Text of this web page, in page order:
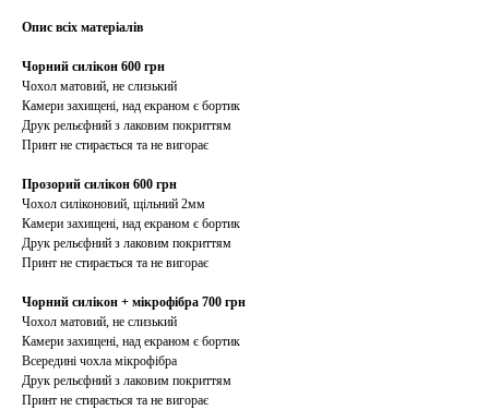
Опис всіх матеріалів
Чорний силікон 600 грн
Чохол матовий, не слизький
Камери захищені, над екраном є бортик
Друк рельєфний з лаковим покриттям
Принт не стирається та не вигорає
Прозорий силікон 600 грн
Чохол силіконовий, щільний 2мм
Камери захищені, над екраном є бортик
Друк рельєфний з лаковим покриттям
Принт не стирається та не вигорає
Чорний силікон + мікрофібра 700 грн
Чохол матовий, не слизький
Камери захищені, над екраном є бортик
Всередині чохла мікрофібра
Друк рельєфний з лаковим покриттям
Принт не стирається та не вигорає